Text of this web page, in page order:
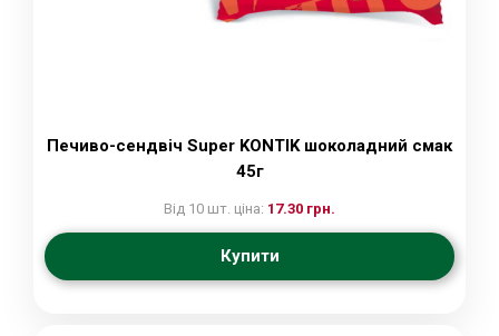
Печиво-сендвіч Super KONTIK шоколадний смак
45г
Від 10 шт. ціна: 17.30 грн.
Купити